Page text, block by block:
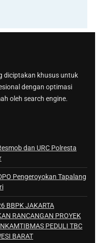
diciptakan khusus untuk
dengan optimasi
oleh search engine.
dan URC Polresta
Pengeroyokan Tapalang
BBPK JAKARTA
RANCANGAN PROYEK
PEDULI TBC
BARAT